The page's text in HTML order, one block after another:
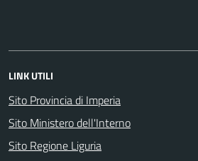
LINK UTILI
Sito Provincia di Imperia
Sito Ministero dell'Interno
Sito Regione Liguria